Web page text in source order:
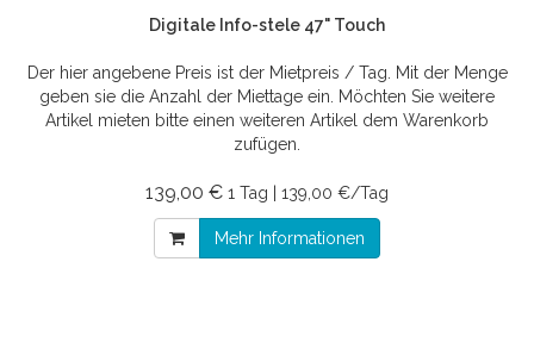
Digitale Info-stele 47" Touch
Der hier angebene Preis ist der Mietpreis / Tag. Mit der Menge
geben sie die Anzahl der Miettage ein. Möchten Sie weitere
Artikel mieten bitte einen weiteren Artikel dem Warenkorb
zufügen.
139,00 € 1 Tag | 139,00 €/Tag
Mehr Informationen